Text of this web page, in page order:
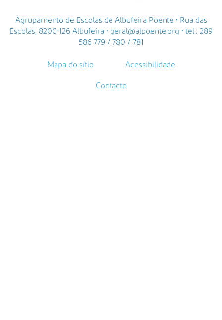
Agrupamento de Escolas de Albufeira Poente • Rua das
Escolas, 8200-126 Albufeira • geral@alpoente.org • tel.: 289
586 779 / 780 / 781
Mapa do sítio Acessibilidade
Contacto